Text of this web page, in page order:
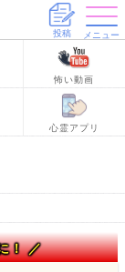
投稿 メニュー
怖い動画
心霊アプリ
！ ／